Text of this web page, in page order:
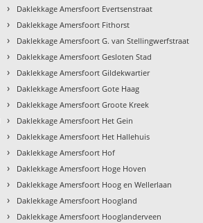
› Daklekkage Amersfoort Evertsenstraat
› Daklekkage Amersfoort Fithorst
› Daklekkage Amersfoort G. van Stellingwerfstraat
› Daklekkage Amersfoort Gesloten Stad
› Daklekkage Amersfoort Gildekwartier
› Daklekkage Amersfoort Gote Haag
› Daklekkage Amersfoort Groote Kreek
› Daklekkage Amersfoort Het Gein
› Daklekkage Amersfoort Het Hallehuis
› Daklekkage Amersfoort Hof
› Daklekkage Amersfoort Hoge Hoven
› Daklekkage Amersfoort Hoog en Wellerlaan
› Daklekkage Amersfoort Hoogland
› Daklekkage Amersfoort Hooglanderveen